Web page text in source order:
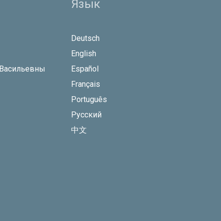
Язык
Deutsch
English
Español
Français
Português
Русский
中文